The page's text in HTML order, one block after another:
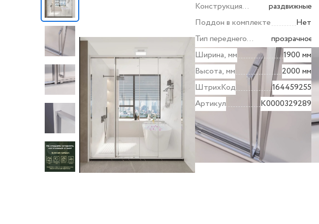
Конструкция
дверей
раздвижные
Поддон в комплекте
Нет
Тип переднего
стекла
прозрачное
Ширина, мм
1900 мм
Высота, мм
2000 мм
ШтрихКод
164459255
Артикул
K0000329289